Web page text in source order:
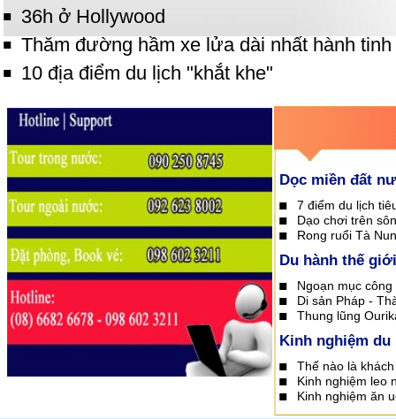
36h ở Hollywood
Thăm đường hầm xe lửa dài nhất hành tinh
10 địa điểm du lịch "khắt khe"
Dọc miền đất
7 điểm du lịch
Dạo chơi trên
Rong ruổi Tà
Du hành thế giới
Ngoạn mục
Di sản Pháp -
Thung lũng
Kinh nghiệm du
Thế nào là
Kinh nghiệm leo
Kinh nghiệm ăn